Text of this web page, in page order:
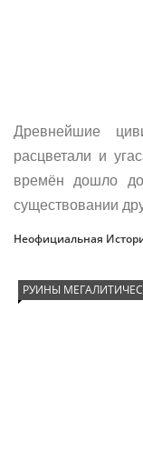
Древнейшие
расцветали и
времён дошло
существовании
Неофициальная
РУИНЫ